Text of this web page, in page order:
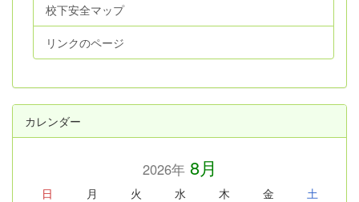
校下安全マップ
リンクのページ
カレンダー
2026年8月
日 月 火 水 木 金 土